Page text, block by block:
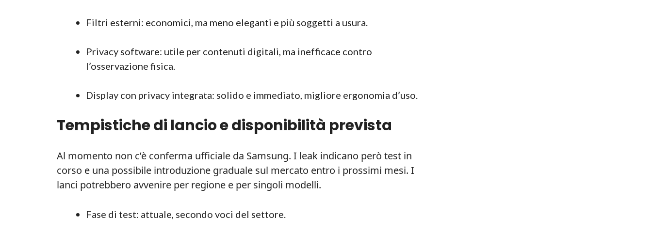
Filtri esterni: economici, ma meno eleganti e più soggetti a usura.
Privacy software: utile per contenuti digitali, ma inefficace contro
l’osservazione fisica.
Display con privacy integrata: solido e immediato, migliore ergonomia d’uso.
Tempistiche di lancio e disponibilità prevista
Al momento non c’è conferma ufficiale da Samsung. I leak indicano però test in
corso e una possibile introduzione graduale sul mercato entro i prossimi mesi. I
lanci potrebbero avvenire per regione e per singoli modelli.
Fase di test: attuale, secondo voci del settore.